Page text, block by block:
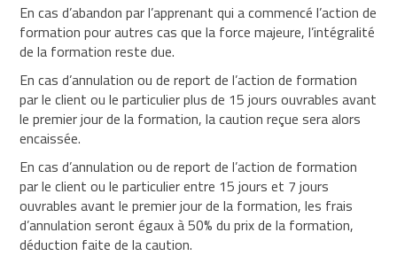
En cas d’abandon par l’apprenant qui a commencé l’action de
formation pour autres cas que la force majeure, l’intégralité
de la formation reste due.
En cas d’annulation ou de report de l’action de formation
par le client ou le particulier plus de 15 jours ouvrables avant
le premier jour de la formation, la caution reçue sera alors
encaissée.
En cas d’annulation ou de report de l’action de formation
par le client ou le particulier entre 15 jours et 7 jours
ouvrables avant le premier jour de la formation, les frais
d’annulation seront égaux à 50% du prix de la formation,
déduction faite de la caution.